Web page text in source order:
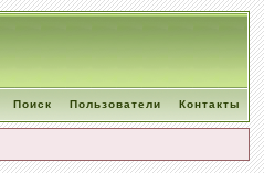
Поиск Пользователи Контакты